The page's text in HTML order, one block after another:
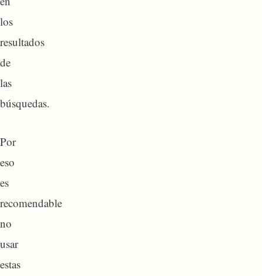
los
resultados
de
las
búsquedas.
Por
eso
es
recomendable
no
usar
estas